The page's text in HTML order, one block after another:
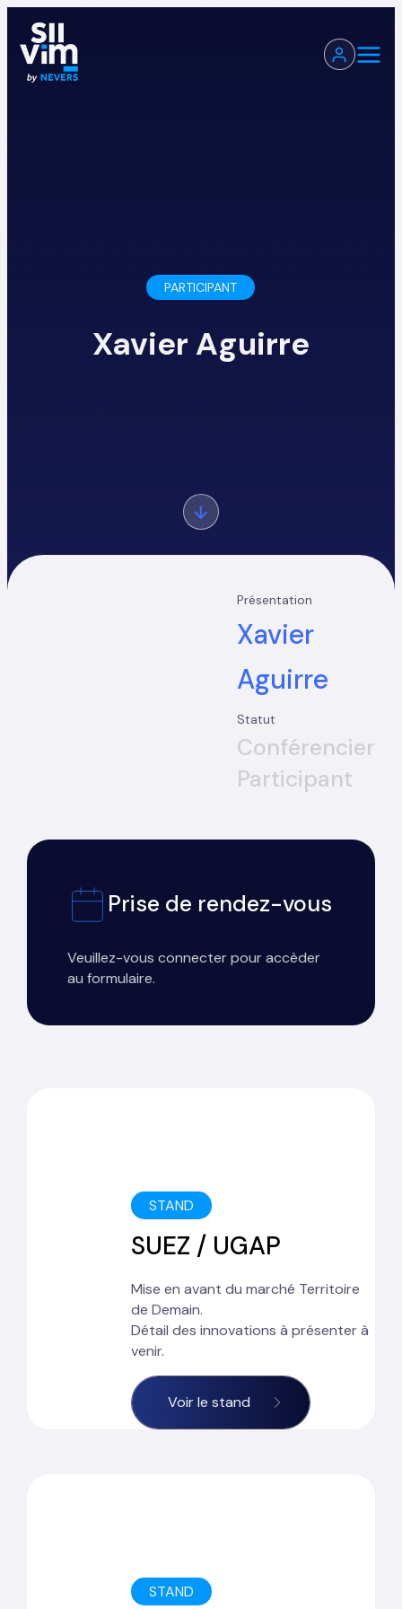
PARTICIPANT
Xavier Aguirre
Présentation
Xavier
Aguirre
Statut
Conférencier
Participant
Prise de rendez-vous
Veuillez-vous connecter pour accèder
au formulaire.
STAND
SUEZ / UGAP
Mise en avant du marché Territoire
de Demain.
Détail des innovations à présenter à
venir.
Voir le stand
STAND